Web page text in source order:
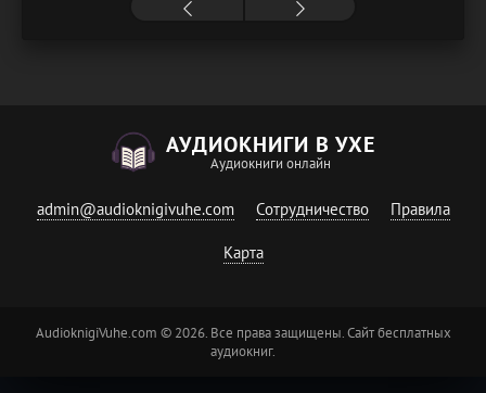
АУДИОКНИГИ В УХЕ
Аудиокниги онлайн
admin@audioknigivuhe.com Сотрудничество Правила
Карта
AudioknigiVuhe.com © 2026. Все права защищены. Сайт бесплатных
аудиокниг.